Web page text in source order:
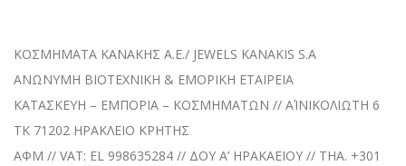
ΚΟΣΜΗΜΑΤΑ KANAKHΣ A.E./ JEWELS KANAKIS S.A
ANΩΝΥΜΗ BIOTEXNIKH & EMOPIKH ETAIPEIA
ΚΑΤΑΣΚΕΥΗ – ΕΜΠΟΡΙΑ – ΚΟΣΜΗΜΑΤΩΝ // ΑΊΝΙΚΟΛΙΩΤΗ 6
TK 71202 ΗΡΑΚΛΕΙΟ ΚΡΗΤΗΣ
ΑΦΜ // VAT: EL 998635284 // ΔΟΥ A’ HPAKAEIOY // THA. +301